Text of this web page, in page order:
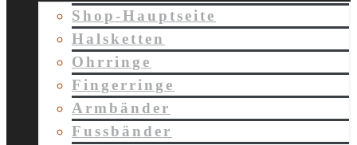
Shop-Hauptseite
Halsketten
Ohrringe
Fingerringe
Armbänder
Fussbänder